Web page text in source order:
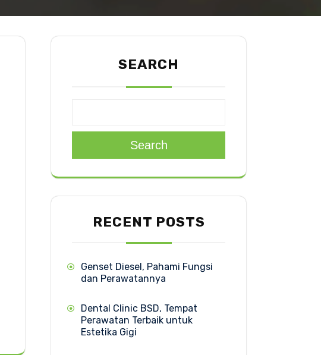
SEARCH
Search
RECENT POSTS
Genset Diesel, Pahami Fungsi
dan Perawatannya
Dental Clinic BSD, Tempat
Perawatan Terbaik untuk
Estetika Gigi